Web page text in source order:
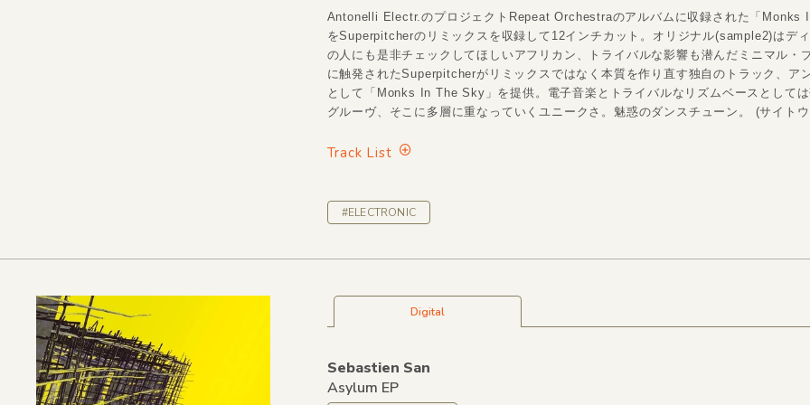
Antonelli Electr.のプロジェクトRepeat Orchestraのアルバムに収録された「Monks
をSuperpitcherのリミックスを収録して12インチカット。オリジナル(sample2)はデ
の人にも是非チェックしてほしいアフリカン、トライバルな影響も潜んだミニマル・
に触発されたSuperpitcherがリミックスではなく本質を作り直す独自のトラック、ア
として「Monks In The Sky」を提供。電子音楽とトライバルなリズムベースとして
グルーヴ、そこに多層に重なっていくユニークさ。魅惑のダンスチューン。 (サイト
Track List
#ELECTRONIC
Digital
Sebastien San
Asylum EP